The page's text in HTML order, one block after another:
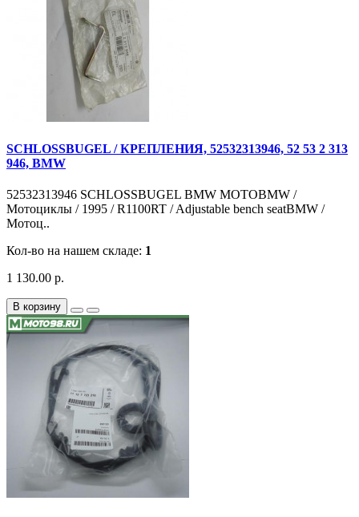
SCHLOSSBUGEL / КРЕПЛЕНИЯ, 52532313946, 52 53 2 313
946, BMW
52532313946 SCHLOSSBUGEL BMW MOTOBMW /
Мотоциклы / 1995 / R1100RT / Adjustable bench seatBMW /
Мотоц..
Кол-во на нашем складе: 1
1 130.00 р.
В корзину